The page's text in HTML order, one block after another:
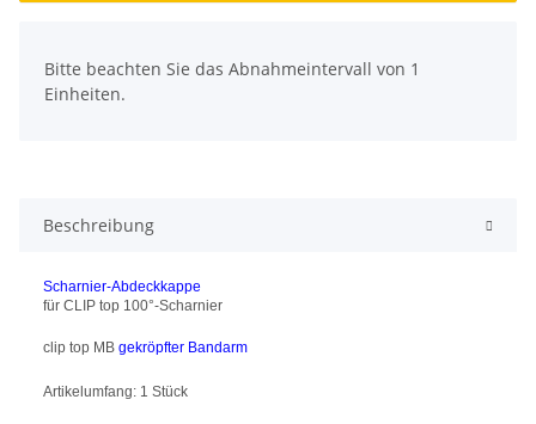
Bitte beachten Sie das Abnahmeintervall von 1
Einheiten.
Beschreibung
Scharnier-Abdeckkappe
für CLIP top 100°-Scharnier
clip top MB gekröpfter Bandarm
Artikelumfang: 1 Stück